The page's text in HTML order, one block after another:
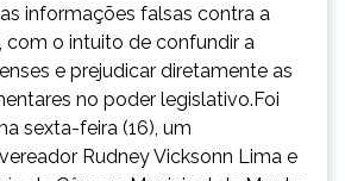
informações falsas contra a
com o intuito de confundir a
e prejudicar diretamente as
no poder legislativo.Foi
sexta-feira (16), um
Rudney Vicksonn Lima e